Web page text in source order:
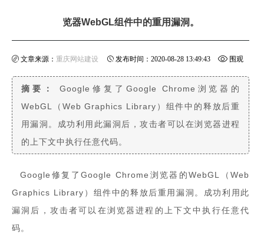
览器WebGL组件中的重用漏洞。
文章来源： 重庆网站建设 发布时间：2020-08-28 13:49:43 围观
次数：899
分享到:
摘要：
Google修复了Google Chrome浏览器的
WebGL（Web Graphics Library）组件中的释放后重
用漏洞。成功利用此漏洞后，攻击者可以在浏览器进程
的上下文中执行任意代码。
Google修复了Google Chrome浏览器的WebGL（Web
Graphics Library）组件中的释放后重用漏洞。成功利用此
漏洞后，攻击者可以在浏览器进程的上下文中执行任意代
码。